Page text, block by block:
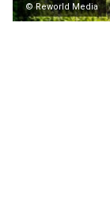
© Reworld Media